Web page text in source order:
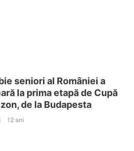
seniori al României a
la prima etapă de Cupă
de la Budapesta
12 ani